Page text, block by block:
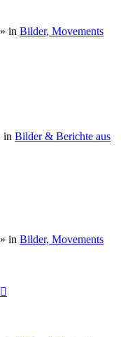
in Bilder, Movements
in Bilder & Berichte aus
in Bilder, Movements